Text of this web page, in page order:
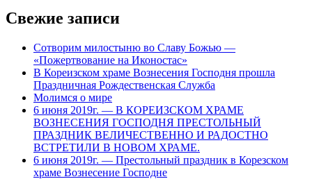
Свежие записи
Сотворим милостыню во Славу Божью —
«Пожертвование на Иконостас»
В Кореизском храме Вознесения Господня прошла
Праздничная Рождественская Служба
Молимся о мире
6 июня 2019г. — В КОРЕИЗСКОМ ХРАМЕ
ВОЗНЕСЕНИЯ ГОСПОДНЯ ПРЕСТОЛЬНЫЙ
ПРАЗДНИК ВЕЛИЧЕСТВЕННО И РАДОСТНО
ВСТРЕТИЛИ В НОВОМ ХРАМЕ.
6 июня 2019г. — Престольный праздник в Корезском
храме Вознесение Господне